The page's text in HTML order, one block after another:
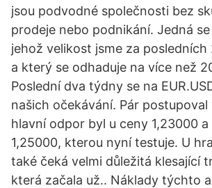
jsou podvodné společnosti bez
prodeje nebo podnikání. Jedná
jehož velikost jsme za posledních
a který se odhaduje na více než
Poslední dva týdny se na
našich očekávání. Pár
hlavní odpor byl u ceny 1,23000 a
1,25000, kterou nyní testuje. U
také čeká velmi důležitá klesající
která začala už.. Náklady týchto